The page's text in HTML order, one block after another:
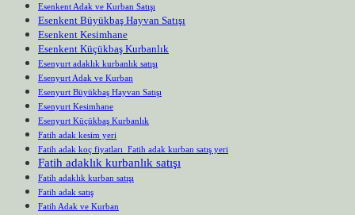
Esenkent Adak ve Kurban Satışı
Esenkent Büyükbaş Hayvan Satışı
Esenkent Kesimhane
Esenkent Küçükbaş Kurbanlık
Esenyurt adaklık kurbanlık satışı
Esenyurt Adak ve Kurban
Esenyurt Büyükbaş Hayvan Satışı
Esenyurt Kesimhane
Esenyurt Küçükbaş Kurbanlık
Fatih adak kesim yeri
Fatih adak koç fiyatları Fatih adak kurban satış yeri
Fatih adaklık kurbanlık satışı
Fatih adaklık kurban satışı
Fatih adak satış
Fatih Adak ve Kurban